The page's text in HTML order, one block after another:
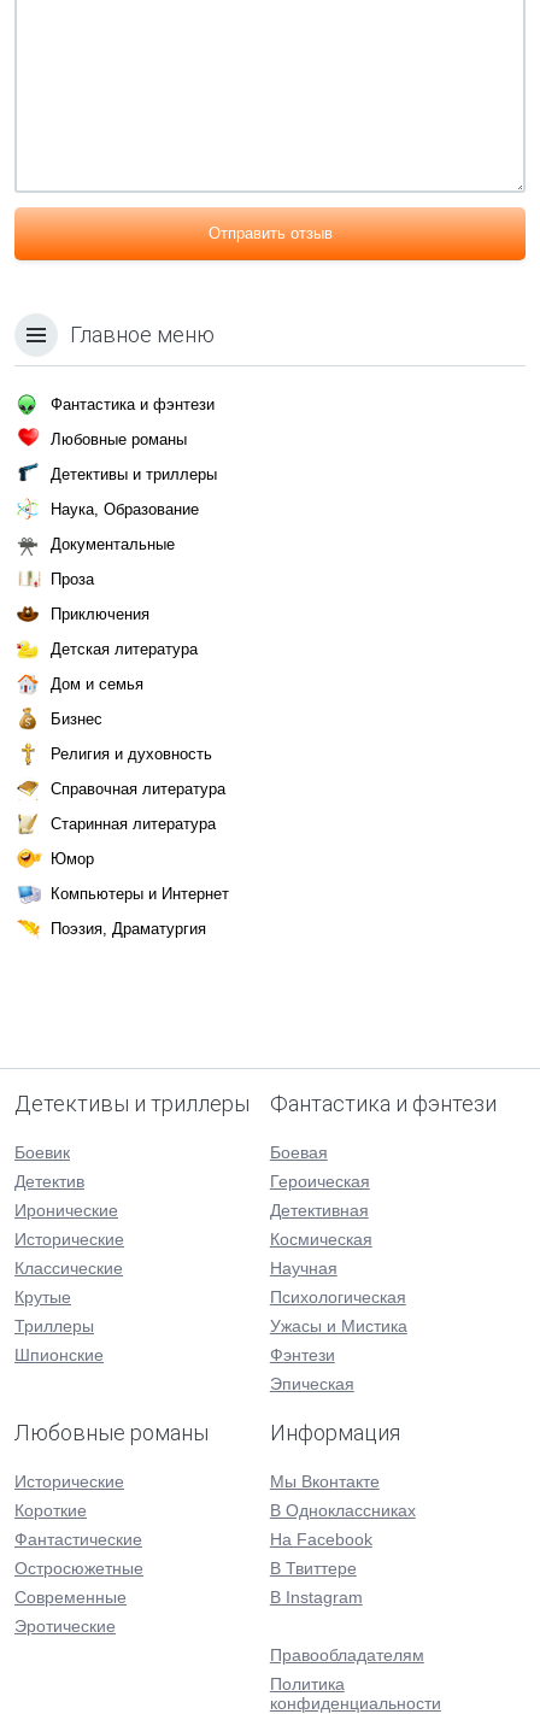
Отправить отзыв
Главное меню
Фантастика и фэнтези
Любовные романы
Детективы и триллеры
Наука, Образование
Документальные
Проза
Приключения
Детская литература
Дом и семья
Бизнес
Религия и духовность
Справочная литература
Старинная литература
Юмор
Компьютеры и Интернет
Поэзия, Драматургия
Детективы и триллеры
Боевик
Детектив
Иронические
Исторические
Классические
Крутые
Триллеры
Шпионские
Фантастика и фэнтези
Боевая
Героическая
Детективная
Космическая
Научная
Психологическая
Ужасы и Мистика
Фэнтези
Эпическая
Любовные романы
Исторические
Короткие
Фантастические
Остросюжетные
Современные
Эротические
Информация
Мы Вконтакте
В Одноклассниках
На Facebook
В Твиттере
В Instagram
Правообладателям
Политика
конфиденциальности